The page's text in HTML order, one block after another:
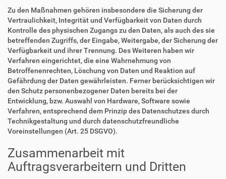
Zu den Maßnahmen gehören insbesondere die Sicherung der
Vertraulichkeit, Integrität und Verfügbarkeit von Daten durch
Kontrolle des physischen Zugangs zu den Daten, als auch des sie
betreffenden Zugriffs, der Eingabe, Weitergabe, der Sicherung der
Verfügbarkeit und ihrer Trennung. Des Weiteren haben wir
Verfahren eingerichtet, die eine Wahrnehmung von
Betroffenenrechten, Löschung von Daten und Reaktion auf
Gefährdung der Daten gewährleisten. Ferner berücksichtigen wir
den Schutz personenbezogener Daten bereits bei der
Entwicklung, bzw. Auswahl von Hardware, Software sowie
Verfahren, entsprechend dem Prinzip des Datenschutzes durch
Technikgestaltung und durch datenschutzfreundliche
Voreinstellungen (Art. 25 DSGVO).
Zusammenarbeit mit
Auftragsverarbeitern und Dritten